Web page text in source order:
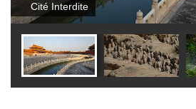
Cité Interdite